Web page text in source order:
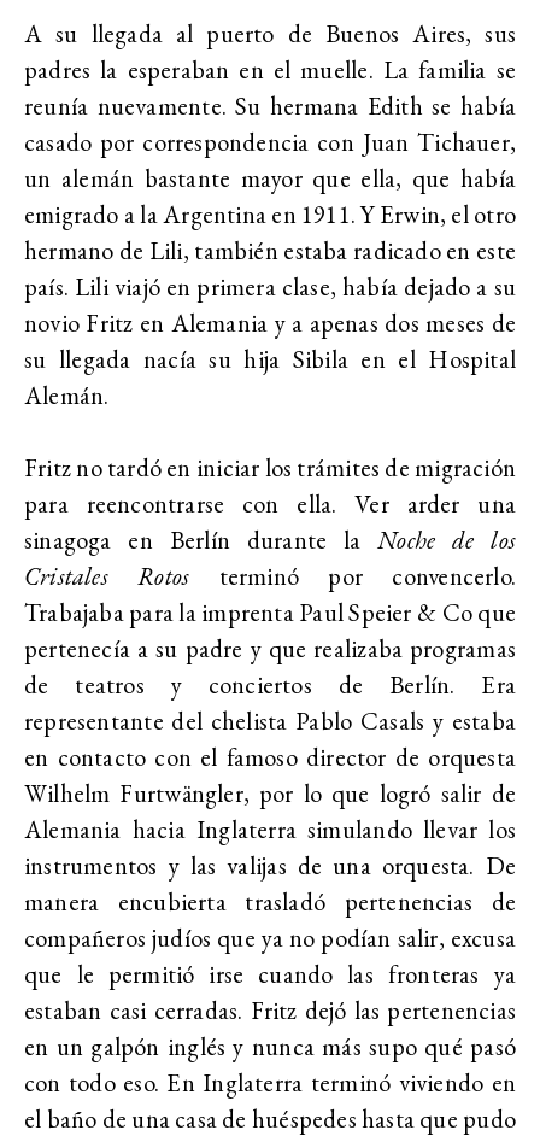
A su llegada al puerto de Buenos Aires, sus
padres la esperaban en el muelle. La familia se
reunía nuevamente. Su hermana Edith se había
casado por correspondencia con Juan Tichauer,
un alemán bastante mayor que ella, que había
emigrado a la Argentina en 1911. Y Erwin, el otro
hermano de Lili, también estaba radicado en este
país. Lili viajó en primera clase, había dejado a su
novio Fritz en Alemania y a apenas dos meses de
su llegada nacía su hija Sibila en el Hospital
Alemán.
Fritz no tardó en iniciar los trámites de migración
para reencontrarse con ella. Ver arder una
sinagoga en Berlín durante laNoche de los
Cristales Rotos terminó por convencerlo.
Trabajaba para la imprenta Paul Speier & Co que
pertenecía a su padre y que realizaba programas
de teatros y conciertos de Berlín. Era
representante del chelista Pablo Casals y estaba
en contacto con el famoso director de orquesta
Wilhelm Furtwängler, por lo que logró salir de
Alemania hacia Inglaterra simulando llevar los
instrumentos y las valijas de una orquesta. De
manera encubierta trasladó pertenencias de
compañeros judíos que ya no podían salir, excusa
que le permitió irse cuando las fronteras ya
estaban casi cerradas. Fritz dejó las pertenencias
en un galpón inglés y nunca más supo qué pasó
con todo eso. En Inglaterra terminó viviendo en
el baño de una casa de huéspedes hasta que pudo